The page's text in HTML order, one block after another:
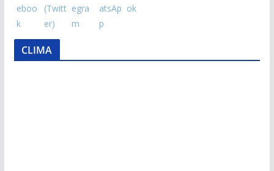
CLIMA